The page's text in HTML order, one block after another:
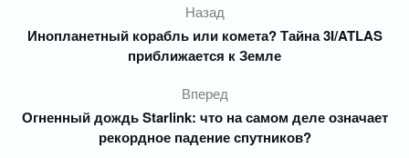
Назад
Инопланетный корабль или комета? Тайна 3I/ATLAS
приближается к Земле
Вперед
Огненный дождь Starlink: что на самом деле означает
рекордное падение спутников?